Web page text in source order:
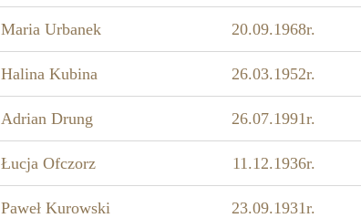
Maria Urbanek 20.09.1968r.
Halina Kubina 26.03.1952r.
Adrian Drung 26.07.1991r.
Łucja Ofczorz 11.12.1936r.
Paweł Kurowski 23.09.1931r.